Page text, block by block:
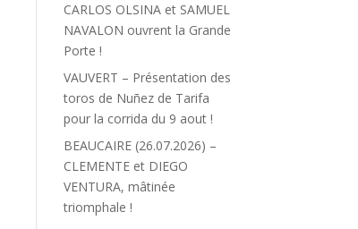
CARLOS OLSINA et SAMUEL
NAVALON ouvrent la Grande
Porte !
VAUVERT – Présentation des
toros de Nuñez de Tarifa
pour la corrida du 9 aout !
BEAUCAIRE (26.07.2026) –
CLEMENTE et DIEGO
VENTURA, mâtinée
triomphale !